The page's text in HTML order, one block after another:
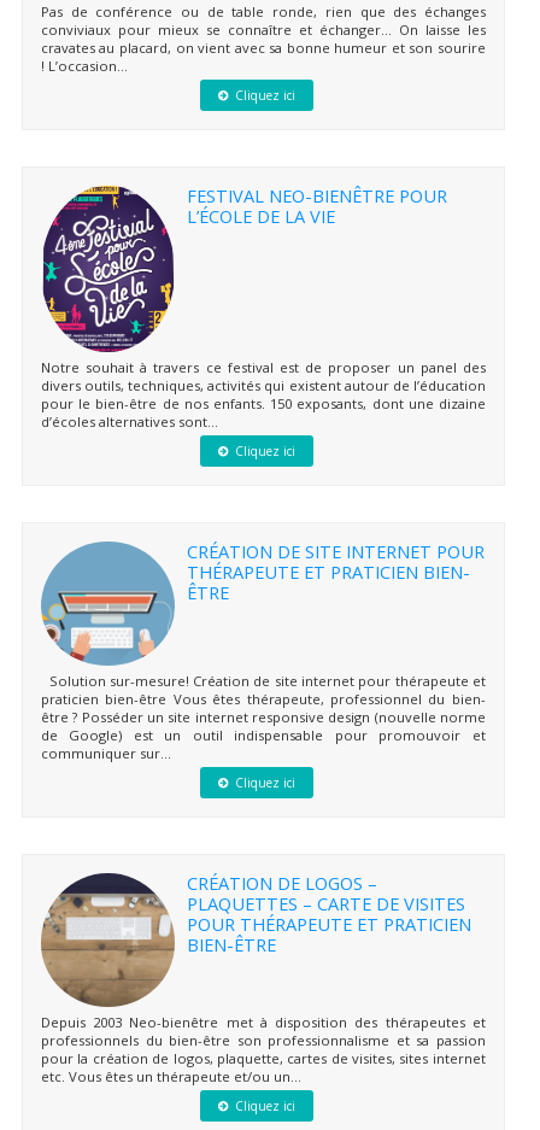
Pas de conférence ou de table ronde, rien que des échanges
conviviaux pour mieux se connaître et échanger… On laisse les
cravates au placard, on vient avec sa bonne humeur et son sourire
! L’occasion...
Cliquez ici
FESTIVAL NEO-BIENÊTRE POUR
L’ÉCOLE DE LA VIE
Notre souhait à travers ce festival est de proposer un panel des
divers outils, techniques, activités qui existent autour de l’éducation
pour le bien-être de nos enfants. 150 exposants, dont une dizaine
d’écoles alternatives sont...
Cliquez ici
CRÉATION DE SITE INTERNET POUR
THÉRAPEUTE ET PRATICIEN BIEN-
ÊTRE
Solution sur-mesure! Création de site internet pour thérapeute et
praticien bien-être Vous êtes thérapeute, professionnel du bien-
être ? Posséder un site internet responsive design (nouvelle norme
de Google) est un outil indispensable pour promouvoir et
communiquer sur...
Cliquez ici
CRÉATION DE LOGOS –
PLAQUETTES – CARTE DE VISITES
POUR THÉRAPEUTE ET PRATICIEN
BIEN-ÊTRE
Depuis 2003 Neo-bienêtre met à disposition des thérapeutes et
professionnels du bien-être son professionnalisme et sa passion
pour la création de logos, plaquette, cartes de visites, sites internet
etc. Vous êtes un thérapeute et/ou un...
Cliquez ici